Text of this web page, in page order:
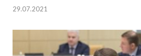
29.07.2021